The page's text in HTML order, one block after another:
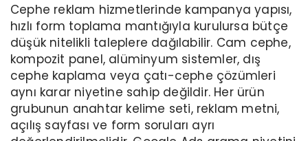
Cephe reklam hizmetlerinde kampanya yapısı,
hızlı form toplama mantığıyla kurulursa bütçe
düşük nitelikli taleplere dağılabilir. Cam cephe,
kompozit panel, alüminyum sistemler, dış
cephe kaplama veya çatı-cephe çözümleri
aynı karar niyetine sahip değildir. Her ürün
grubunun anahtar kelime seti, reklam metni,
açılış sayfası ve form soruları ayrı